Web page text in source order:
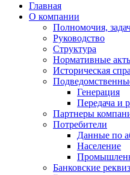
Главная
О компании
Полномочия,
Руководство
Структура
Нормативные
Историческая
Генерация
Передача и
Партнеры
Потребители
Данные по
Население
Банковские